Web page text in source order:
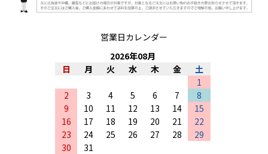
営業日カレンダー
2026年08月
日
月 火 水 木 金
土
1
2
3 4 5 6 7
8
9
10 11 12 13 14
15
16
17 18 19 20 21
22
23
24 25 26 27 28
29
30
31